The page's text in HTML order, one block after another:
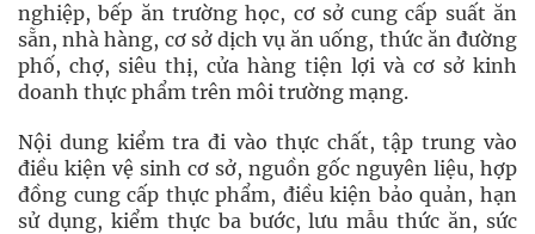
nghiệp, bếp ăn trường học, cơ sở cung cấp suất ăn
sẵn, nhà hàng, cơ sở dịch vụ ăn uống, thức ăn đường
phố, chợ, siêu thị, cửa hàng tiện lợi và cơ sở kinh
doanh thực phẩm trên môi trường mạng.
Nội dung kiểm tra đi vào thực chất, tập trung vào
điều kiện vệ sinh cơ sở, nguồn gốc nguyên liệu, hợp
đồng cung cấp thực phẩm, điều kiện bảo quản, hạn
sử dụng, kiểm thực ba bước, lưu mẫu thức ăn, sức